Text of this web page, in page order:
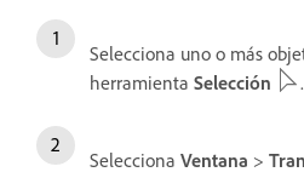
Selecciona uno o más
herramienta Selección .
Selecciona Ventana >